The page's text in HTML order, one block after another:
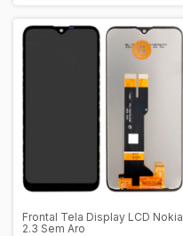
Frontal Tela Display LCD Nokia
2.3 Sem Aro